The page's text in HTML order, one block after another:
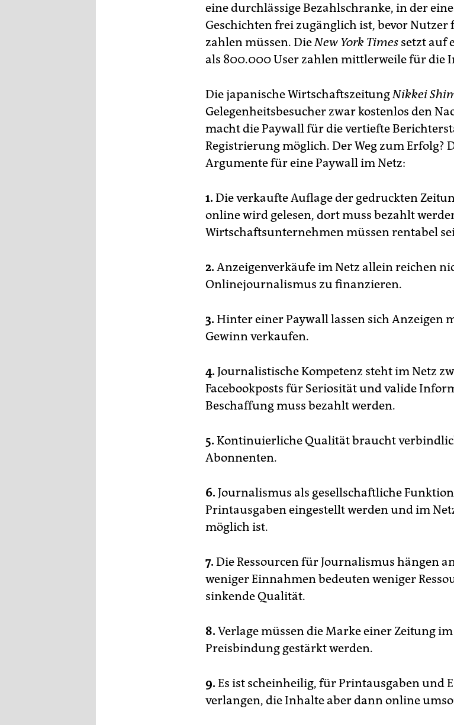
eine durchlässige Bezahlschranke, in der
Geschichten frei zugänglich ist, bevor
zahlen müssen. DieNew York Times setzt auf
als 800.000 User zahlen mittlerweile für die
Die japanische WirtschaftszeitungNikkei
Gelegenheitsbesucher zwar kostenlos den
macht die Paywall für die vertiefte
Registrierung möglich. Der Weg zum Erfolg?
Argumente für eine Paywall im Netz:
1. Die verkaufte Auflage der gedruckten
online wird gelesen, dort muss bezahlt
Wirtschaftsunternehmen müssen rentabel
2. Anzeigenverkäufe im Netz allein reichen
Onlinejournalismus zu finanzieren.
3. Hinter einer Paywall lassen sich Anzeigen
Gewinn verkaufen.
4. Journalistische Kompetenz steht im Netz
Facebookposts für Seriosität und valide
Beschaffung muss bezahlt werden.
5. Kontinuierliche Qualität braucht
Abonnenten.
6. Journalismus als gesellschaftliche
Printausgaben eingestellt werden und im
möglich ist.
7. Die Ressourcen für Journalismus hängen
weniger Einnahmen bedeuten weniger
sinkende Qualität.
8. Verlage müssen die Marke einer Zeitung
Preisbindung gestärkt werden.
9. Es ist scheinheilig, für Printausgaben und
verlangen, die Inhalte aber dann online